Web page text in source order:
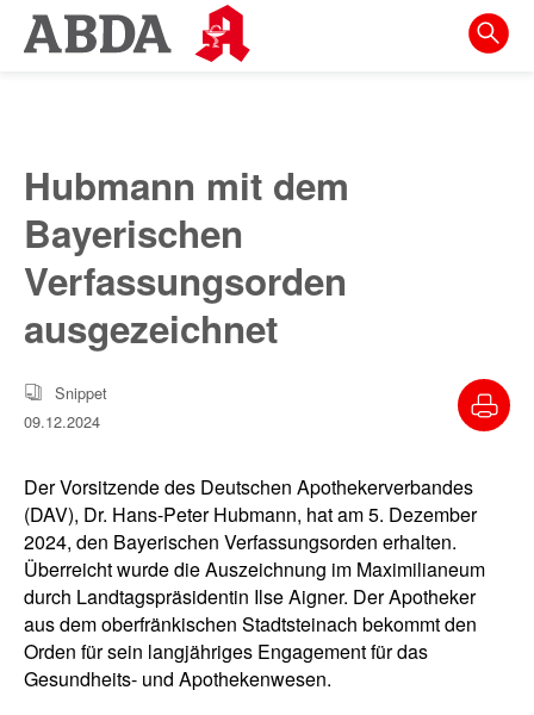
Springe
direkt
zur
Meta-
Navigation
Inhalt
zur
Suche
Hubmann mit dem
Bayerischen
Verfassungsorden
ausgezeichnet
Snippet
09.12.2024
Der Vorsitzende des Deutschen Apothekerverbandes
(DAV), Dr. Hans-Peter Hubmann, hat am 5. Dezember
2024, den Bayerischen Verfassungsorden erhalten.
Überreicht wurde die Auszeichnung im Maximilianeum
durch Landtagspräsidentin Ilse Aigner. Der Apotheker
aus dem oberfränkischen Stadtsteinach bekommt den
Orden für sein langjähriges Engagement für das
Gesundheits- und Apothekenwesen.